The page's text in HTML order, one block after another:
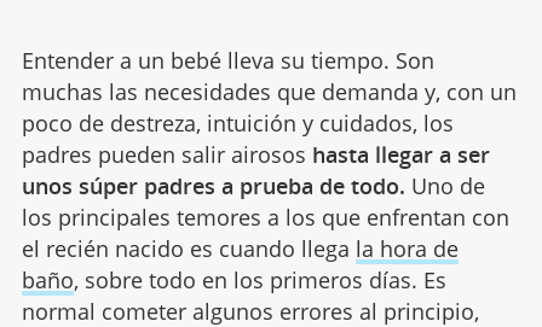
Entender a un bebé lleva su tiempo. Son
muchas las necesidades que demanda y, con un
poco de destreza, intuición y cuidados, los
padres pueden salir airosos hasta llegar a ser
unos súper padres a prueba de todo. Uno de
los principales temores a los que enfrentan con
el recién nacido es cuando llega la hora de
baño, sobre todo en los primeros días. Es
normal cometer algunos errores al principio,